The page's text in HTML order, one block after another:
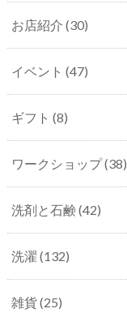
お店紹介 (30)
イベント (47)
ギフト (8)
ワークショップ(38)
洗剤と石鹸 (42)
洗濯 (132)
雑貨(25)